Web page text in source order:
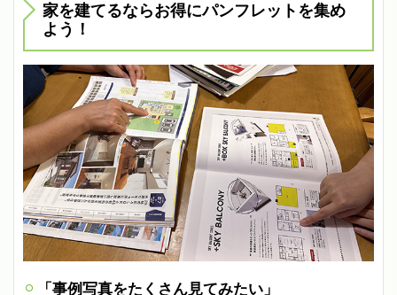
家を建てるならお得にパンフレットを集め
よう！
「事例写真をたくさん見てみたい」